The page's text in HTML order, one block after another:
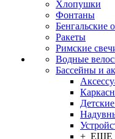
Хлопушки
Фонтаны
Бенгальские
Ракеты
Римские
Водные
Бассейны и
+ ЕЩЕ